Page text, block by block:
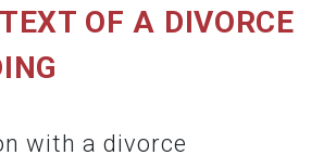
OF A DIVORCE
with a divorce